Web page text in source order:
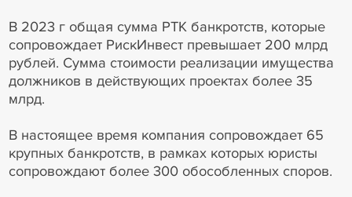
В 2023 г общая сумма РТК банкротств, которые
сопровождает РискИнвест превышает 200 млрд
рублей. Сумма стоимости реализации имущества
должников в действующих проектах более 35
млрд.
В настоящее время компания сопровождает 65
крупных банкротств, в рамках которых юристы
сопровождают более 300 обособленных споров.